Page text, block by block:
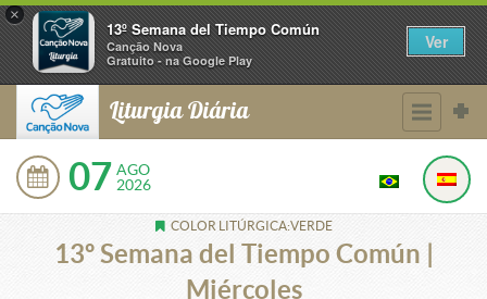
×
13º Semana del Tiempo Común
Canção Nova
Gratuito - na Google Play
Ver
Liturgia Diária
07 AGO
2026
COLOR LITÚRGICA:VERDE
13º Semana del Tiempo Común |
Miércoles